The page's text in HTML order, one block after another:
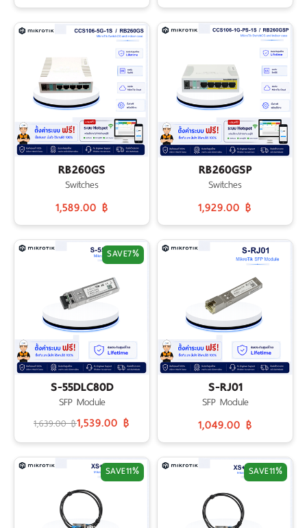
RB260GS
Switches
1,589.00 ฿
RB260GSP
Switches
1,929.00 ฿
S-55DLC80D
SFP Module
1,639.00 ฿1,539.00 ฿
SAVE7%
S-RJ01
SFP Module
1,049.00 ฿
SAVE11% SAVE11%